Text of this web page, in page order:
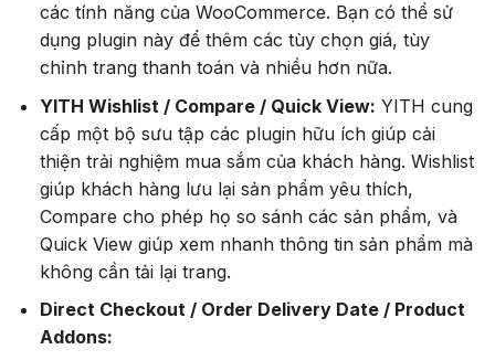
các tính năng của WooCommerce. Bạn có thể sử
dụng plugin này để thêm các tùy chọn giá, tùy
chỉnh trang thanh toán và nhiều hơn nữa.
YITH Wishlist / Compare / Quick View: YITH cung
cấp một bộ sưu tập các plugin hữu ích giúp cải
thiện trải nghiệm mua sắm của khách hàng. Wishlist
giúp khách hàng lưu lại sản phẩm yêu thích,
Compare cho phép họ so sánh các sản phẩm, và
Quick View giúp xem nhanh thông tin sản phẩm mà
không cần tải lại trang.
Direct Checkout / Order Delivery Date / Product
Addons: